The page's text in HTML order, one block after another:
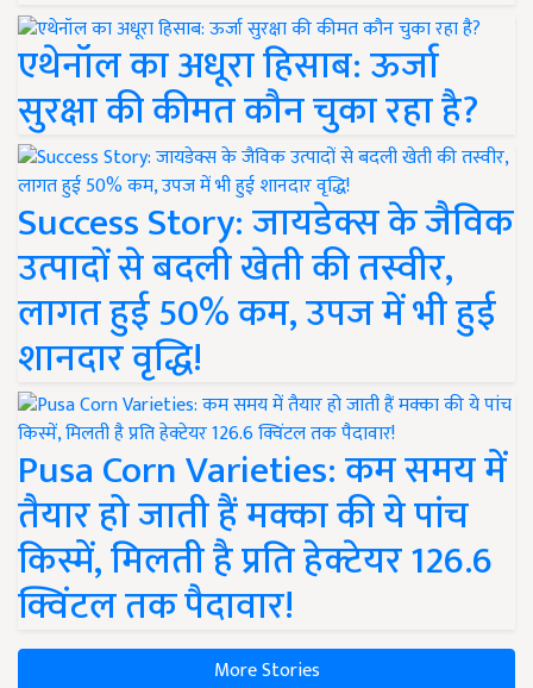
एथेनॉल का अधूरा हिसाब: ऊर्जा
सुरक्षा की कीमत कौन चुका रहा है?
Success Story: जायडेक्स के जैविक
उत्पादों से बदली खेती की तस्वीर,
लागत हुई 50% कम, उपज में भी हुई
शानदार वृद्धि!
Pusa Corn Varieties: कम समय में
तैयार हो जाती हैं मक्का की ये पांच
किस्में, मिलती है प्रति हेक्टेयर 126.6
क्विंटल तक पैदावार!
More Stories